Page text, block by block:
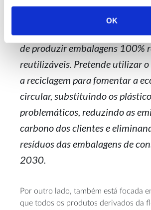
OK
no âmbito da qual, no ano fiscal
de produzir embalagens 100%
reutilizáveis. Pretende utilizar o
a reciclagem para fomentar a
circular, substituindo os
problemáticos, reduzindo as
carbono dos clientes e
resíduos das embalagens de
2030.
Por outro lado, também está focada
que todos os produtos derivados da